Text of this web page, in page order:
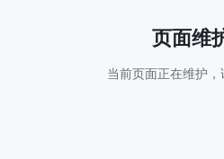
页面维
当前页面正在维护，